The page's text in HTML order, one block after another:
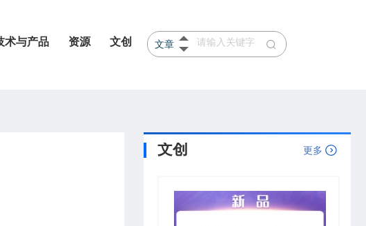
术与产品 资源 文创
文章
文创 更多